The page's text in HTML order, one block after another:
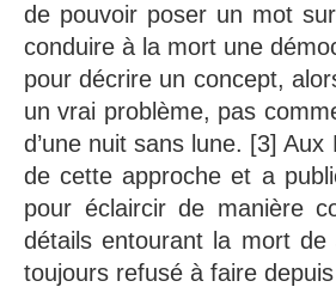
de pouvoir poser un mot
conduire à la mort une
pour décrire un concept,
un vrai problème, pas
d’une nuit sans lune. [3]
de cette approche et a
pour éclaircir de manière
détails entourant la mort de
toujours refusé à faire